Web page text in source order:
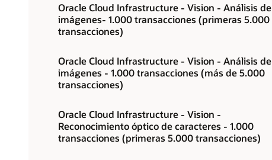
Oracle Cloud Infrastructure - Vision - Análisis de
imágenes- 1.000 transacciones (primeras 5.000
transacciones)
Oracle Cloud Infrastructure - Vision - Análisis de
imágenes - 1.000 transacciones (más de 5.000
transacciones)
Oracle Cloud Infrastructure - Vision -
Reconocimiento óptico de caracteres - 1.000
transacciones (primeras 5.000 transacciones)